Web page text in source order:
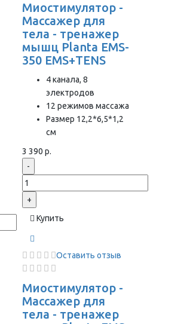
Миостимулятор -
Массажер для
тела - тренажер
мышц Planta EMS-
350 EMS+TENS
4 канала, 8
электродов
12 режимов массажа
Размер 12,2*6,5*1,2
см
3 390 р.
-
+
Купить
Оставить отзыв
Миостимулятор -
Массажер для
тела - тренажер